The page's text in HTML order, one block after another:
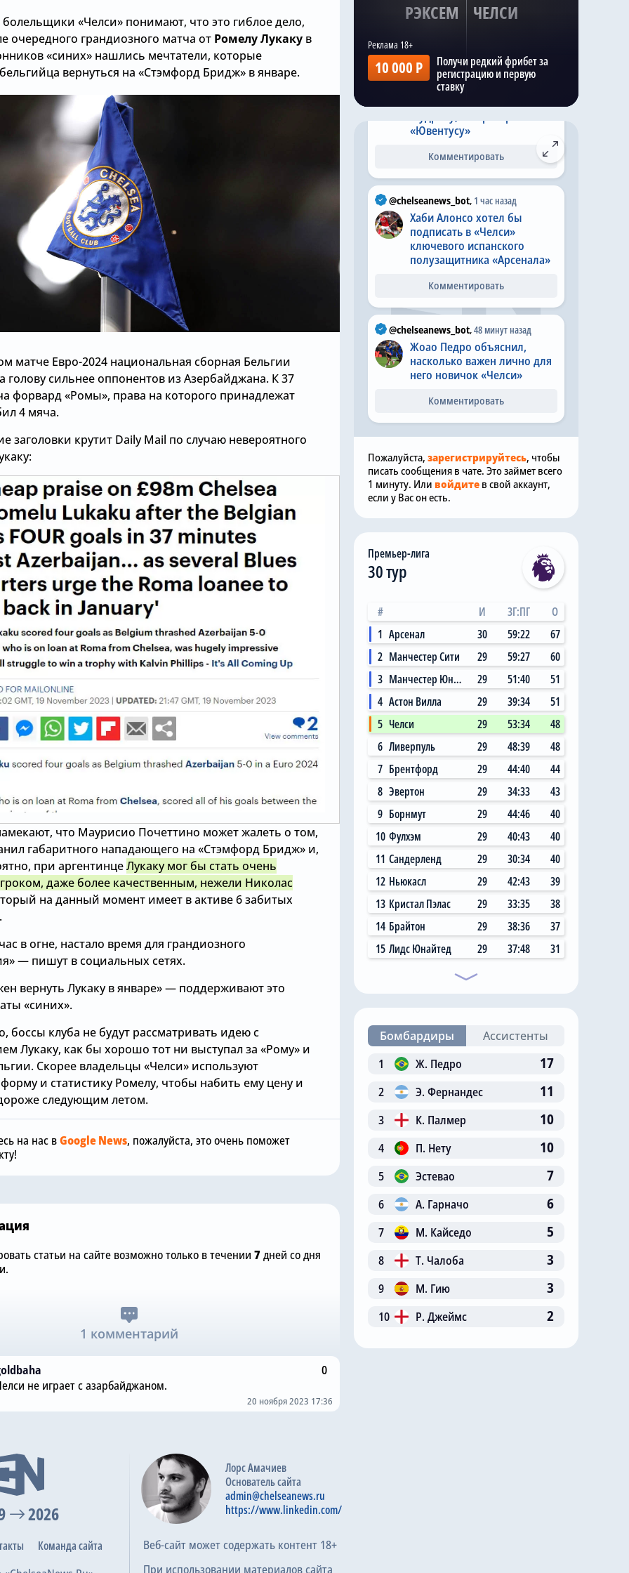
«Челси» понимают, что это гиблое дело,
очередного грандиозного матча от Ромелу Лукаку в
«синих» нашлись мечтатели, которые
вернуться на «Стэмфорд Бридж» в январе.
матче Евро-2024 национальная сборная Бельгии
голову сильнее оппонентов из Азербайджана. К 37
форвард «Ромы», права на которого принадлежат
4 мяча.
заголовки крутит Daily Mail по случаю невероятного
что Маурисио Почеттино может жалеть о том,
габаритного нападающего на «Стэмфорд Бридж» и,
при аргентинцеЛукаку мог бы стать очень
даже более качественным, нежели Николас
на данный момент имеет в активе 6 забитых
в огне, настало время для грандиозного
— пишут в социальных сетях.
вернуть Лукаку в январе» — поддерживают это
«синих».
боссы клуба не будут рассматривать идею с
Лукаку, как бы хорошо тот ни выступал за «Рому» и
Скорее владельцы «Челси» используют
и статистику Ромелу, чтобы набить ему цену и
следующим летом.
на нас вGoogle News, пожалуйста, это очень поможет
Жоао Педро объяснил,
насколько важен лично
Сегодня, 05:42
подписать в «Челси»
ключевого испанского
Вчера, 17:48
«Челси» дал сыграть
Михаилу Мудрику, но
проиграл «Ювентусу»
статьи на сайте возможно только в течении 7дней со дня
1 комментарий
0
не играет с азарбайджаном.
20 ноября 2023 17:36
РЭКСЕМ ЧЕЛСИ
10 000 Р
Получи редкий фрибет за
регистрацию и первую
ставку
понравились, видно не
хотят травм и готовят к
@chelseanews_bot,Вчера в 17:48
«Челси» дал сыграть
«Ювентусу»
Комментировать
@chelseanews_bot, 1 час назад
Хаби Алонсо хотел бы
подписать в «Челси»
ключевого испанского
полузащитника «Арсенала»
Комментировать
@chelseanews_bot,48 минут назад
Жоао Педро объяснил,
насколько важен лично для
него новичок «Челси»
Комментировать
Пожалуйста, зарегистрируйтесь, чтобы
писать сообщения в чате. Это займет всего
1 минуту. Или войдите в свой аккаунт,
если у Вас он есть.
Премьер-лига
30 тур
# И ЗГ:ПГ
О
1 Арсенал 30 59:22
67
2 Манчестер Сити 29 59:27
60
3
Манчестер Юнайтед 29 51:40
51
4 Астон Вилла 29 39:34
51
5 Челси 29 53:34
48
6 Ливерпуль 29 48:39
48
7 Брентфорд 29 44:40
44
8 Эвертон 29 34:33
43
9 Борнмут 29 44:46
40
10 Фулхэм 29 40:43
40
11 Сандерленд 29 30:34
40
12 Ньюкасл 29 42:43
39
13 Кристал Пэлас 29 33:35
38
14 Брайтон 29 38:36
37
15 Лидс Юнайтед 29 37:48 31
Бомбардиры
Ассистенты
1
Ж. Педро 17
2 Э. Фернандес 11
3 К. Палмер 10
4 П. Нету 10
5 Эстевао 7
6 А. Гарначо 6
7 М. Кайседо 5
8 Т. Чалоба 3
9 М. Гию 3
10 Р. Джеймс 2
2026
Команда сайта
Лорс Амачиев
Основатель сайта
admin@chelseanews.ru
https://www.linkedin.com/
Веб-сайт может содержать контент 18+
При использовании материалов сайта